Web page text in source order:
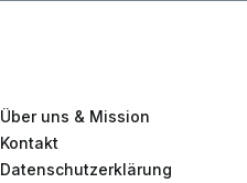
Über uns & Mission
Kontakt
Datenschutzerklärung